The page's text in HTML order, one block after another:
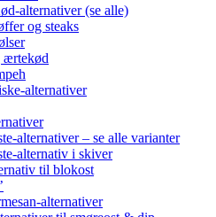
alternativer (se alle)
og steaks
ærtekød
alternativer
alternativer – se alle varianter
alternativ i skiver
til blokost
alternativer